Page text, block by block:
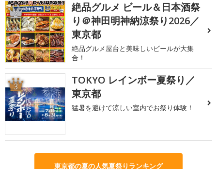
2
絶品グルメ ビール＆日本酒祭
り＠神田明神納涼祭り2026／
東京都
絶品グルメ屋台と美味しいビールが大集
合！
3
TOKYO レインボー夏祭り／
東京都
猛暑を避けて涼しい室内でお祭り体験！
東京都の夏の人気夏祭りランキング